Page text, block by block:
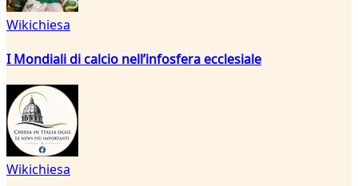
Wikichiesa
I Mondiali di calcio nell’infosfera ecclesiale
Wikichiesa